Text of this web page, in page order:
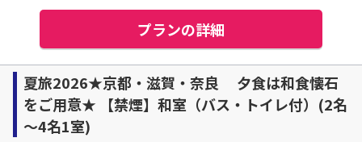
プランの詳細
夏旅2026★京都・滋賀・奈良 夕食は和食懐石
をご用意★ 【禁煙】和室（バス・トイレ付）(2名
～4名1室)